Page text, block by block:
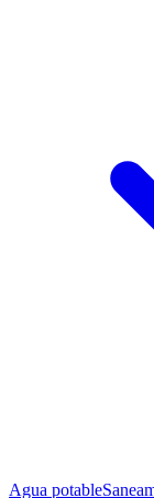
Agua potable